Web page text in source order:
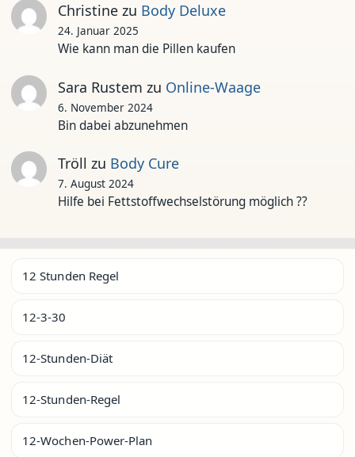
Christinezu Body Deluxe
24. Januar 2025
Wie kann man die Pillen kaufen
Sara Rustem zu Online-Waage
6. November 2024
Bin dabei abzunehmen
Tröll zu Body Cure
7. August 2024
Hilfe bei Fettstoffwechselstörung möglich ??
12 Stunden Regel
12-3-30
12-Stunden-Diät
12-Stunden-Regel
12-Wochen-Power-Plan